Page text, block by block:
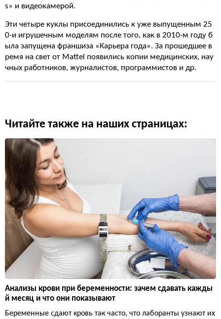
s» и видеокамерой.
Эти четыре куклы присоединились к уже выпущенным 25
0-и игрушечным моделям после того, как в 2010-м году б
ыла запущена франшиза «Карьера года». За прошедшее в
ремя на свет от Mattel появились копии медицинских, нау
чных работников, журналистов, программистов и др.
Читайте также на наших страницах:
Анализы крови при беременности: зачем сдавать кажды
й месяц и что они показывают
Беременные сдают кровь так часто, что лаборанты узнают их